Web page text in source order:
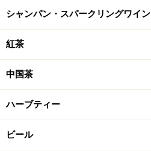
シャンパン・スパークリングワイン
紅茶
中国茶
ハーブティー
ビール